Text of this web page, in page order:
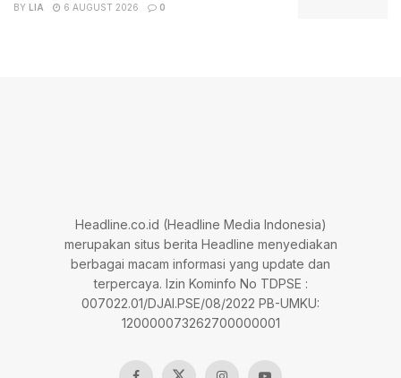
BY LIA 6 AUGUST 2026 0
Headline.co.id (Headline Media Indonesia)
merupakan situs berita Headline menyediakan
berbagai macam informasi yang update dan
terpercaya. Izin Kominfo No TDPSE :
007022.01/DJAI.PSE/08/2022 PB-UMKU:
120000073262700000001